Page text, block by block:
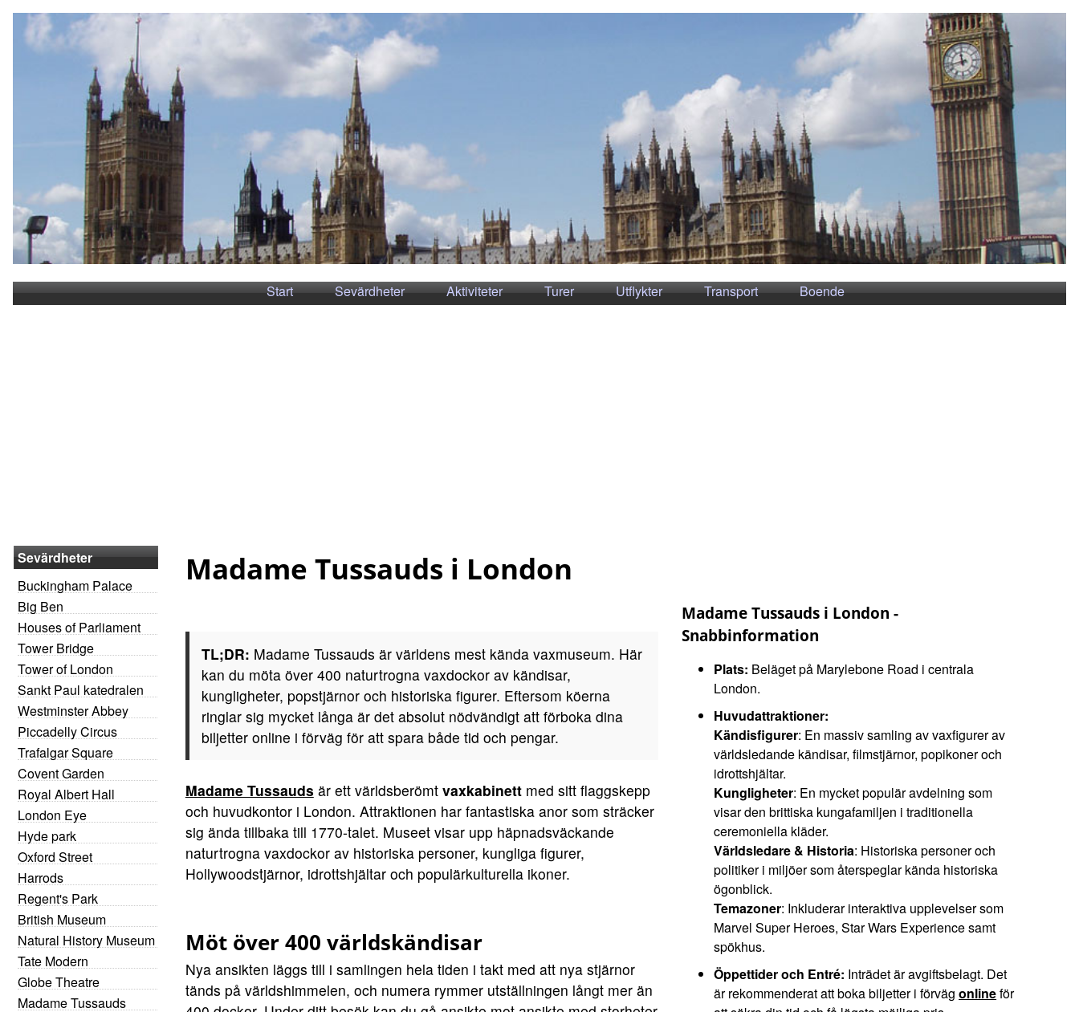
Start Sevärdheter Aktiviteter Turer Utflykter Transport Boende
Sevärdheter
Buckingham Palace
Big Ben
Houses of Parliament
Tower Bridge
Tower of London
Sankt Paul katedralen
Westminster Abbey
Piccadelly Circus
Trafalgar Square
Covent Garden
Royal Albert Hall
London Eye
Hyde park
Oxford Street
Harrods
Regent's Park
British Museum
Natural History Museum
Tate Modern
Globe Theatre
Madame Tussauds
Madame Tussauds i London
TL;DR: Madame Tussauds är världens mest kända vaxmuseum. Här
kan du möta över 400 naturtrogna vaxdockor av kändisar,
kungligheter, popstjärnor och historiska figurer. Eftersom köerna
ringlar sig mycket långa är det absolut nödvändigt att förboka dina
biljetter online i förväg för att spara både tid och pengar.
Madame Tussauds är ett världsberömt vaxkabinettmed sitt flaggskepp
och huvudkontor i London. Attraktionen har fantastiska anor som sträcker
sig ända tillbaka till 1770-talet. Museet visar upp häpnadsväckande
naturtrogna vaxdockor av historiska personer, kungliga figurer,
Hollywoodstjärnor, idrottshjältar och populärkulturella ikoner.
Möt över 400 världskändisar
Nya ansikten läggs till i samlingen hela tiden i takt med att nya stjärnor
tänds på världshimmelen, och numera rymmer utställningen långt mer än
Madame Tussauds i London -
Snabbinformation
Plats: Beläget på Marylebone Road i centrala
London.
Huvudattraktioner:
Kändisfigurer: En massiv samling av vaxfigurer av
världsledande kändisar, filmstjärnor, popikoner och
idrottshjältar.
Kungligheter: En mycket populär avdelning som
visar den brittiska kungafamiljen i traditionella
ceremoniella kläder.
Världsledare & Historia: Historiska personer och
politiker i miljöer som återspeglar kända historiska
ögonblick.
Temazoner: Inkluderar interaktiva upplevelser som
Marvel Super Heroes, Star Wars Experience samt
spökhus.
Öppettider och Entré: Inträdet är avgiftsbelagt. Det
är rekommenderat att boka biljetter i förvägonlineför